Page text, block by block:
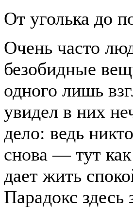
От уголька до
Очень часто
безобидные
одного лишь
увидел в них
дело: ведь
снова — тут как
дает жить
Парадокс